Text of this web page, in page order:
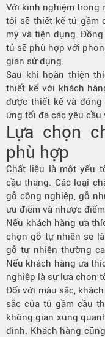
Với kinh nghiệm trong
tôi sẽ thiết kế tủ gầm
mỹ và tiện dụng.
tủ sẽ phù hợp với
gian sử dụng.
Sau khi hoàn thiện
thiết kế với khách
được thiết kế và đóng
ứng tối đa các yêu
Lựa chọn
phù hợp
Chất liệu là một yếu
cầu thang. Các loại
gỗ công nghiệp, gỗ
ưu điểm và nhược
Nếu khách hàng ưa
chọn gỗ tự nhiên sẽ
gỗ tự nhiên thường
Nếu khách hàng ưa
nghiệp là sự lựa chọn
Đối với màu sắc,
sắc của tủ gầm cầu
không gian xung
đình. Khách hàng